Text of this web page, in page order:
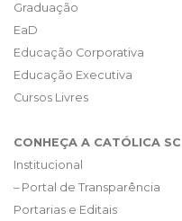
Graduação
EaD
Educação Corporativa
Educação Executiva
Cursos Livres
CONHEÇA A CATÓLICA SC
Institucional
– Portal de Transparência
Portarias e Editais